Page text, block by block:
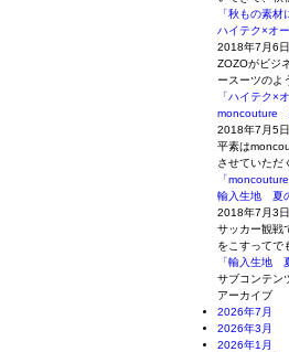
「秋もの素
ハイテク×オ
2018年7月6日
ZOZOがビジ
ースーツのよ
「ハイテク×
moncouture
2018年7月5日
平素は
させていただ
「
輸入生地 夏
2018年7月3日
サッカー観戦
をこすってで
「輸入生地
サブコンテン
アーカイブ
2026年7月
2026年3月
2026年1月